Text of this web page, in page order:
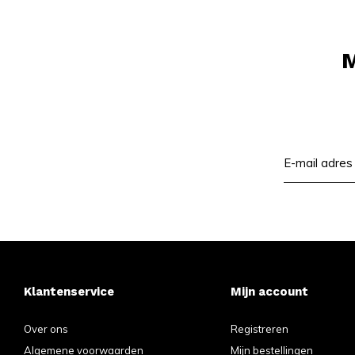
Klantenservice
Over ons
Algemene voorwaarden
Mijn account
Registreren
Mijn bestellingen